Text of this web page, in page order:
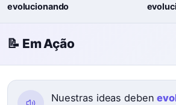
evolucionando
📝 Em Ação
Nuestras ideas deben